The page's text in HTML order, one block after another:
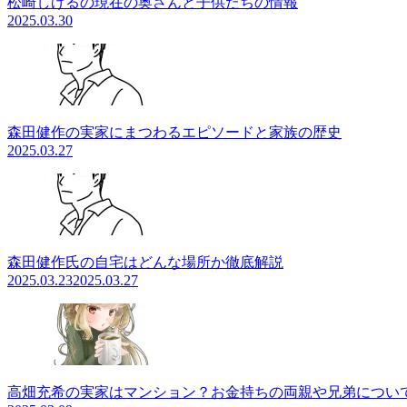
2025.03.30
森田健作の実家にまつわるエピソードと家族の歴史
2025.03.27
森田健作氏の自宅はどんな場所か徹底解説
2025.03.232025.03.27
高畑充希の実家はマンション？お金持ちの両親や兄弟につい